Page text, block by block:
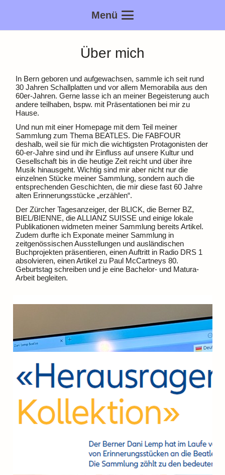
Menü
Über mich
In Bern geboren und aufgewachsen, sammle ich seit rund
30 Jahren Schallplatten und vor allem Memorabila aus den
60er-Jahren. Gerne lasse ich an meiner Begeisterung auch
andere teilhaben, bspw. mit Präsentationen bei mir zu
Hause.
Und nun mit einer Homepage mit dem Teil meiner
Sammlung zum Thema BEATLES. Die FABFOUR
deshalb, weil sie für mich die wichtigsten Protagonisten der
60-er-Jahre sind und ihr Einfluss auf unsere Kultur und
Gesellschaft bis in die heutige Zeit reicht und über ihre
Musik hinausgeht. Wichtig sind mir aber nicht nur die
einzelnen Stücke meiner Sammlung, sondern auch die
entsprechenden Geschichten, die mir diese fast 60 Jahre
alten Erinnerungsstücke „erzählen“.
Der Zürcher Tagesanzeiger, der BLICK, die Berner BZ,
BIEL/BIENNE, die ALLIANZ SUISSE und einige lokale
Publikationen widmeten meiner Sammlung bereits Artikel.
Zudem durfte ich Exponate meiner Sammlung in
zeitgenössischen Ausstellungen und ausländischen
Buchprojekten präsentieren, einen Auftritt in Radio DRS 1
absolvieren, einen Artikel zu Paul McCartneys 80.
Geburtstag schreiben und je eine Bachelor- und Matura-
Arbeit begleiten.